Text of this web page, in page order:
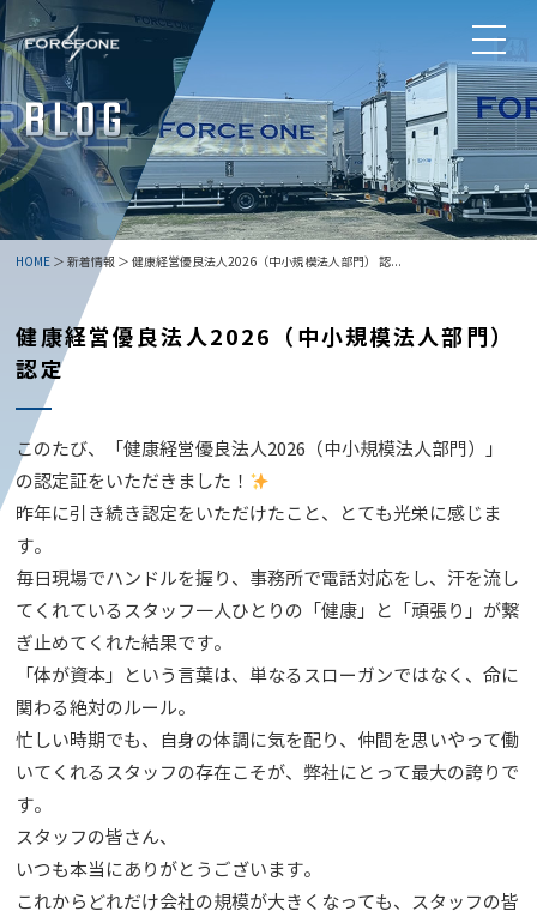
HOME ＞ 新着情報 ＞ 健康経営優良法人2026（中小規模法人部門） 認...
健康経営優良法人2026（中小規模法人部門）
認定
このたび、「健康経営優良法人2026（中小規模法人部門）」
の認定証をいただきました！
昨年に引き続き認定をいただけたこと、とても光栄に感じま
す。
毎日現場でハンドルを握り、事務所で電話対応をし、汗を流し
てくれているスタッフ一人ひとりの「健康」と「頑張り」が繋
ぎ止めてくれた結果です。
「体が資本」という言葉は、単なるスローガンではなく、命に
関わる絶対のルール。
忙しい時期でも、自身の体調に気を配り、仲間を思いやって働
いてくれるスタッフの存在こそが、弊社にとって最大の誇りで
す。
スタッフの皆さん、
いつも本当にありがとうございます。
これからどれだけ会社の規模が大きくなっても、スタッフの皆